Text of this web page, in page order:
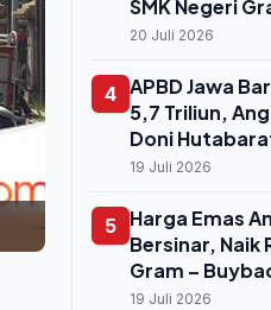
SMK Negeri
dan APBD
20 Juli 2026
4 APBD Jawa
5,7 Triliun,
Doni
Gubernur Dedi
19 Juli 2026
5 Harga Emas
Bersinar, Naik
Gram –
Melonjak
19 Juli 2026